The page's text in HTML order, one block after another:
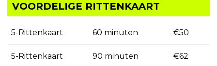
VOORDELIGE RITTENKAART
5-Rittenkaart 60 minuten €50
5-Rittenkaart 90 minuten €62